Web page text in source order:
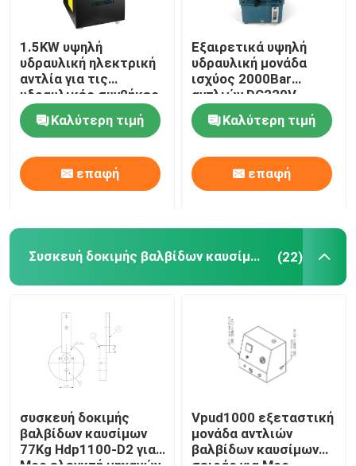
1.5KW υψηλή
υδραυλική ηλεκτρική
αντλία για τις
υδραυλικές συνθήκες
εργασίας
Καλύτερη τιμή
επαφή
Εξαιρετικά υψηλή
υδραυλική μονάδα
ισχύος 2000Bar
αντλιών DC220V
200MPa υδραυλική
ηλεκτρική
Καλύτερη τιμή
επαφή
Συσκευή δοκιμής βαλβίδων καυσίμων (22)
συσκευή δοκιμής
βαλβίδων καυσίμων
77Kg Hdp1100-D2 για
Vpud1000 εξεταστική
μονάδα αντλιών
βαλβίδων καυσίμων